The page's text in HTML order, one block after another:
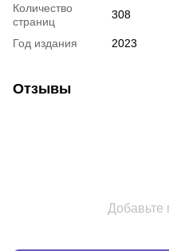
Количество
страниц
308
Год издания 2023
Отзывы
Добавьте